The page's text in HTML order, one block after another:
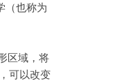
（也称为
区域，将
可以改变